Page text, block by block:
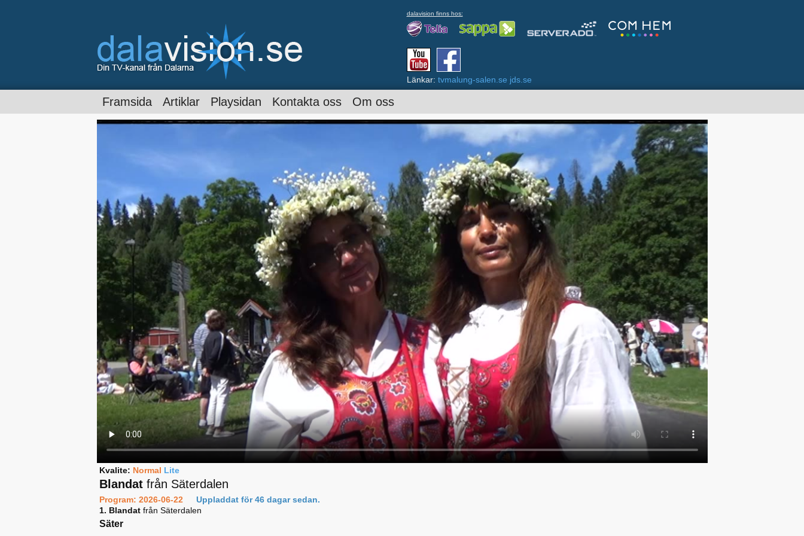
dalavision finns hos:
Länkar: tvmalung-salen.se jds.se
Framsida Artiklar Playsidan Kontakta oss Om oss
Kvalite: Normal Lite
Blandatfrån Säterdalen
Program: 2026-06-22
Uppladdat för 46 dagar sedan.
1. Blandatfrån Säterdalen
Säter